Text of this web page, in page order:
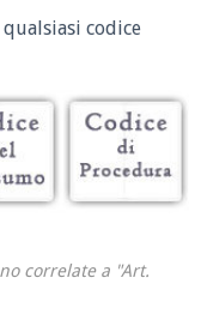
codice
correlate a "Art.